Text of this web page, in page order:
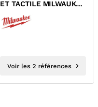
ET TACTILE MILWAUKEE
Voir les 2 références